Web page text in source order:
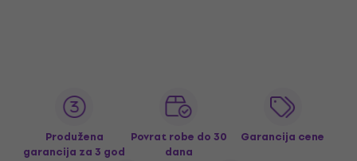
Produžena
garancija za 3 god
Povrat robe do 30
dana
Garancija cene